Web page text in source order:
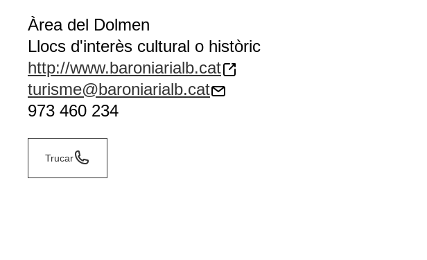
Àrea del Dolmen
Llocs d'interès cultural o històric
http://www.baroniarialb.cat
turisme@baroniarialb.cat
973 460 234
Trucar